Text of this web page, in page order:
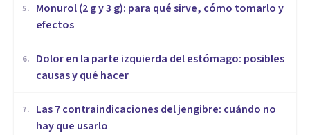
5.
Monurol (2 g y 3 g): para qué sirve, cómo tomarlo y
efectos
6.
Dolor en la parte izquierda del estómago: posibles
causas y qué hacer
7.
Las 7 contraindicaciones del jengibre: cuándo no
hay que usarlo